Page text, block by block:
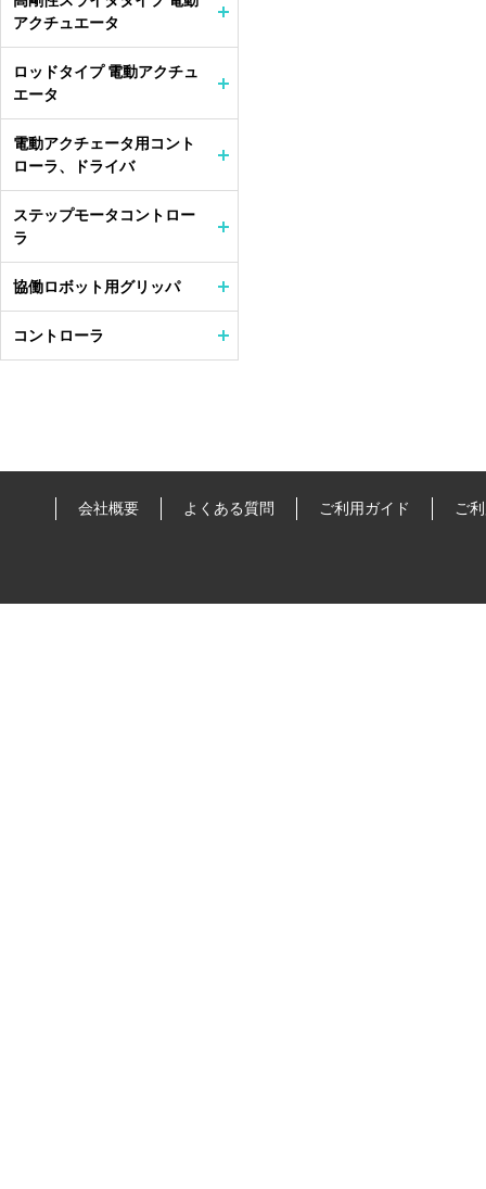
アクチュエータ
ロッドタイプ 電動アクチュ
エータ
電動アクチェータ用コント
ローラ、ドライバ
ステップモータコントロー
ラ
協働ロボット用グリッパ
コントローラ
会社概要 よくある質問 ご利用ガイド ご